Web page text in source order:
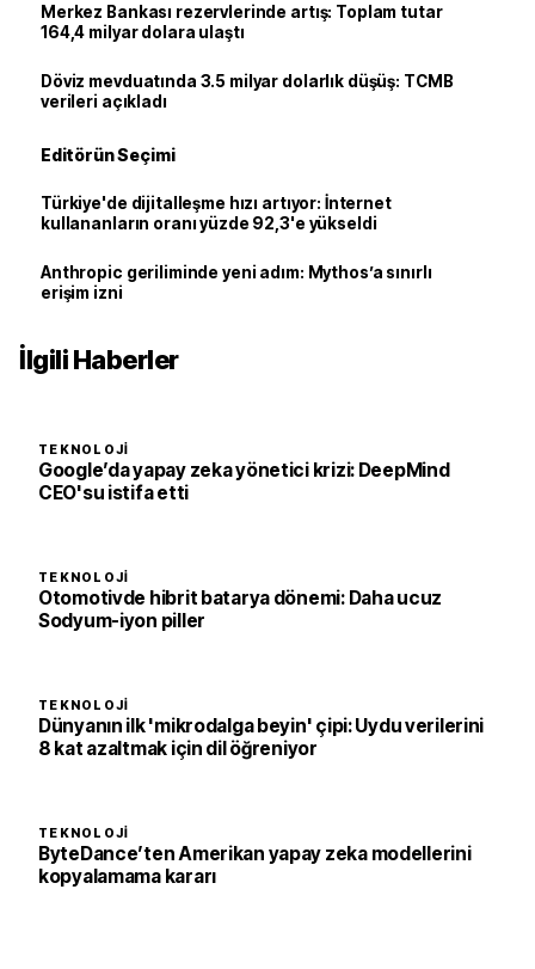
Merkez Bankası rezervlerinde artış: Toplam tutar
164,4 milyar dolara ulaştı
Döviz mevduatında 3.5 milyar dolarlık düşüş: TCMB
verileri açıkladı
Editörün Seçimi
Türkiye'de dijitalleşme hızı artıyor: İnternet
kullananların oranı yüzde 92,3'e yükseldi
Anthropic geriliminde yeni adım: Mythos’a sınırlı
erişim izni
İlgili Haberler
TEKNOLOJI
Google’da yapay zeka yönetici krizi: DeepMind
CEO'su istifa etti
TEKNOLOJI
Otomotivde hibrit batarya dönemi: Daha ucuz
Sodyum-iyon piller
TEKNOLOJI
Dünyanın ilk 'mikrodalga beyin' çipi: Uydu verilerini
8 kat azaltmak için dil öğreniyor
TEKNOLOJI
ByteDance’ten Amerikan yapay zeka modellerini
kopyalamama kararı